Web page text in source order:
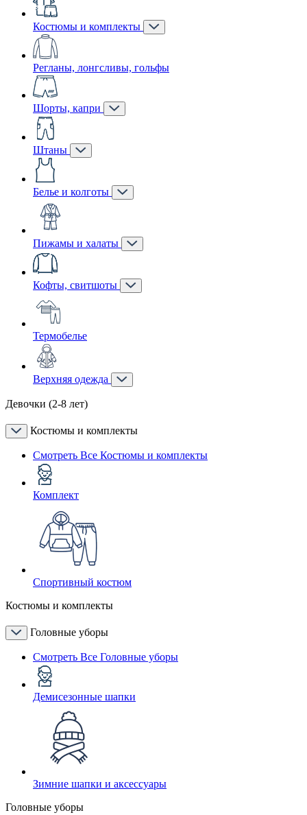
Костюмы и комплекты
Регланы, лонгсливы, гольфы
Шорты, капри
Штаны
Белье и колготы
Пижамы и халаты
Кофты, свитшоты
Термобелье
Верхняя одежда
Девочки (2-8 лет)
Костюмы и комплекты
Смотреть Все Костюмы и комплекты
Комплект
Спортивный костюм
Костюмы и комплекты
Головные уборы
Смотреть Все Головные уборы
Демисезонные шапки
Зимние шапки и аксессуары
Головные уборы